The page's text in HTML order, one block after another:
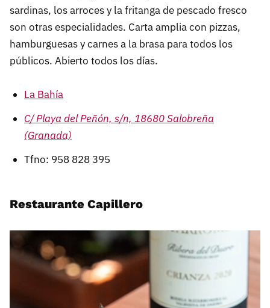
sardinas, los arroces y la fritanga de pescado fresco
son otras especialidades. Carta amplia con pizzas,
hamburguesas y carnes a la brasa para todos los
públicos. Abierto todos los días.
La Bahía
C/ Playa del Peñón, s/n, 18680 Salobreña
(Granada)
Tfno: 958 828 395
Restaurante Capillero